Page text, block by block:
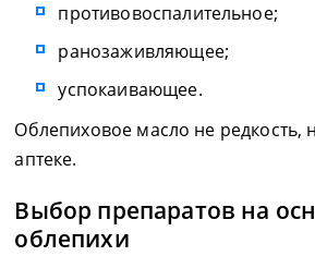
противовоспалительное;
ранозаживляющее;
успокаивающее.
Облепиховое масло не редкость,
аптеке.
Выбор препаратов на
облепихи